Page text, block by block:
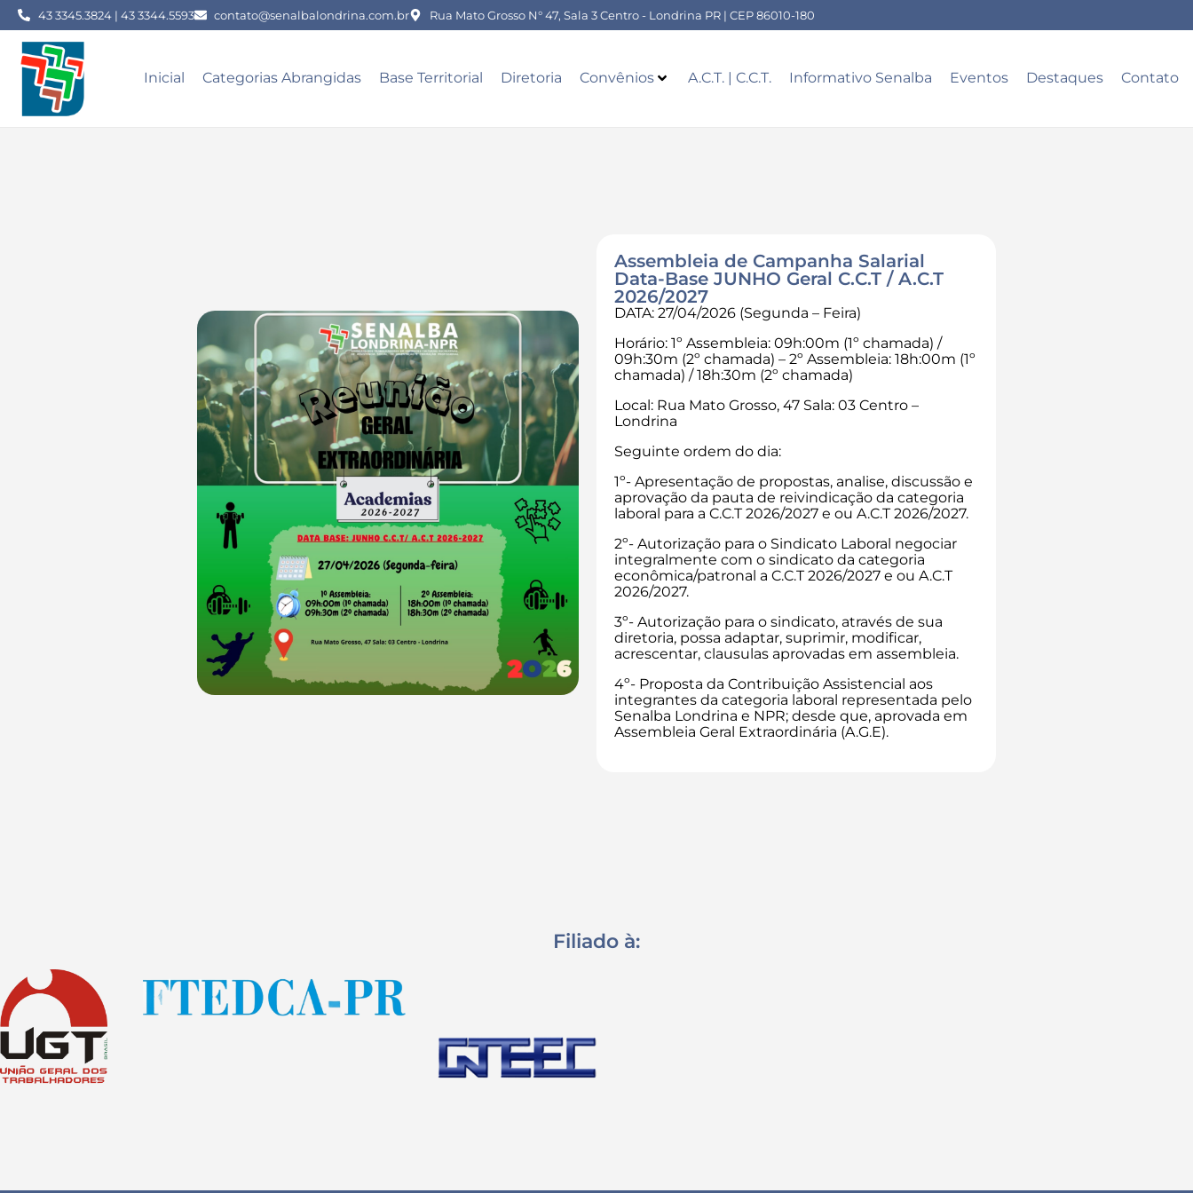
43 3345.3824 | 43 3344.5593 contato@senalbalondrina.com.br Rua Mato Grosso N° 47, Sala 3 Centro - Londrina PR | CEP 86010-180
Inicial Categorias Abrangidas Base Territorial Diretoria Convênios A.C.T. | C.C.T. Informativo Senalba Eventos Destaques Contato
Assembleia de Campanha Salarial
Data-Base JUNHO Geral C.C.T / A.C.T
2026/2027
DATA: 27/04/2026 (Segunda – Feira)
Horário: 1º Assembleia: 09h:00m (1º chamada) /
09h:30m (2º chamada) – 2º Assembleia: 18h:00m (1º
chamada) / 18h:30m (2º chamada)
Local: Rua Mato Grosso, 47 Sala: 03 Centro –
Londrina
Seguinte ordem do dia:
1º- Apresentação de propostas, analise, discussão e
aprovação da pauta de reivindicação da categoria
laboral para a C.C.T 2026/2027 e ou A.C.T 2026/2027.
2º- Autorização para o Sindicato Laboral negociar
integralmente com o sindicato da categoria
econômica/patronal a C.C.T 2026/2027 e ou A.C.T
2026/2027.
3º- Autorização para o sindicato, através de sua
diretoria, possa adaptar, suprimir, modificar,
acrescentar, clausulas aprovadas em assembleia.
4º- Proposta da Contribuição Assistencial aos
integrantes da categoria laboral representada pelo
Senalba Londrina e NPR; desde que, aprovada em
Assembleia Geral Extraordinária (A.G.E).
Filiado à: